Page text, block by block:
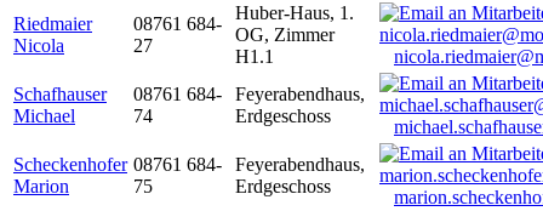
Riedmaier
Nicola
08761 684-
27
Huber-Haus, 1.
OG, Zimmer
H1.1
Schafhauser
Michael
08761 684-
74
Feyerabendhaus,
Erdgeschoss
Scheckenhofer
Marion
08761 684-
75
Feyerabendhaus,
Erdgeschoss